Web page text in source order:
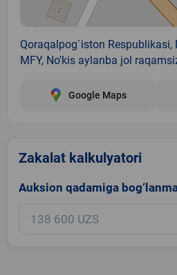
Qoraqalpog`iston Respublikasi,
MFY, No'kis aylanba jol
Google Maps
Zakalat kalkulyatori
Auksion qadamiga